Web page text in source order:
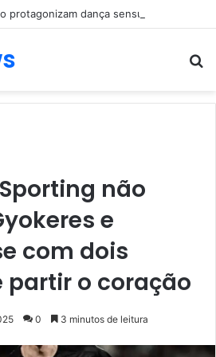
protagonizam dança sensual
não
e
com dois
partir o coração
0 3 minutos de leitura